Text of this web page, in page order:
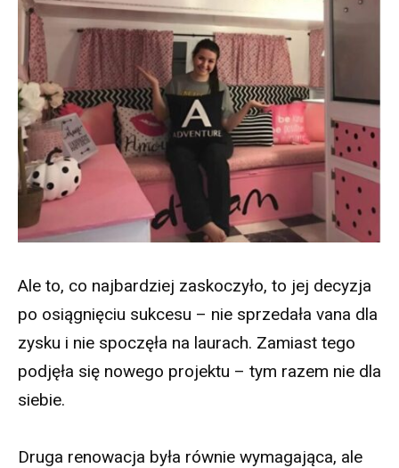
Ale to, co najbardziej zaskoczyło, to jej decyzja
po osiągnięciu sukcesu – nie sprzedała vana dla
zysku i nie spoczęła na laurach. Zamiast tego
podjęła się nowego projektu – tym razem nie dla
siebie.
Druga renowacja była równie wymagająca, ale